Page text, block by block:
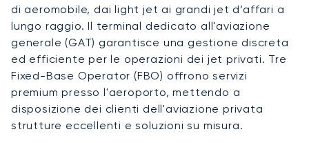
di aeromobile, dai light jet ai grandi jet d’affari a
lungo raggio. Il terminal dedicato all'aviazione
generale (GAT) garantisce una gestione discreta
ed efficiente per le operazioni dei jet privati. Tre
Fixed-Base Operator (FBO) offrono servizi
premium presso l'aeroporto, mettendo a
disposizione dei clienti dell'aviazione privata
strutture eccellenti e soluzioni su misura.